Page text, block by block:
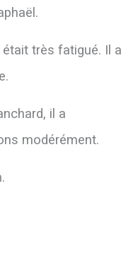
très fatigué. Il a
il a
modérément.